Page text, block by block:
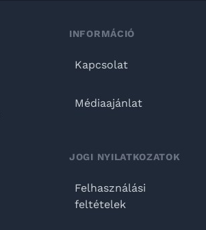
INFORMÁCIÓ
Kapcsolat
Médiaajánlat
JOGI NYILATKOZATOK
Felhasználási
feltételek